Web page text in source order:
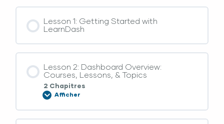
Lesson 1: Getting Started with
LearnDash
Lesson 2: Dashboard Overview:
Courses, Lessons, & Topics
2 Chapitres
Afficher